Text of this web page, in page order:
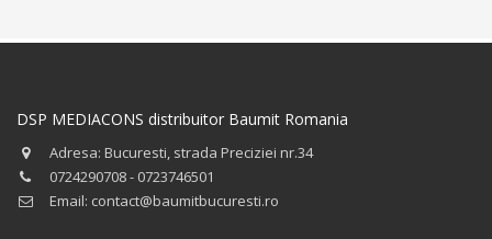
DSP MEDIACONS distribuitor Baumit Romania
Adresa: Bucuresti, strada Preciziei nr.34
0724290708 - 0723746501
Email: contact@baumitbucuresti.ro